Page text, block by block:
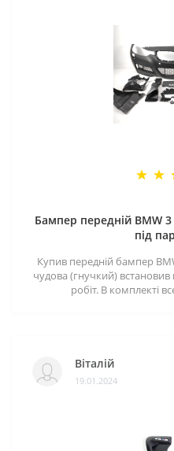
Бампер передній BMW
під
Купив передній бампер
чудова (гнучкий) встановив
робіт. В комплекті
Віталій
19.01.2024